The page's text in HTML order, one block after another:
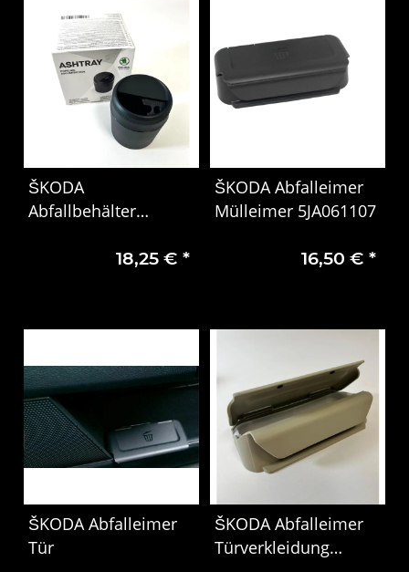
ŠKODA
Abfallbehälter
Aschenbecher18,25 € *
ŠKODA Abfalleimer
Mülleimer 5JA061107
16,50 €*
ŠKODA Abfalleimer
Tür
ŠKODA Abfalleimer
Türverkleidung